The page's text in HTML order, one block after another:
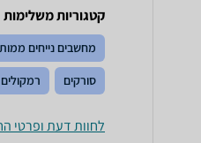
קטגוריות משלימות
מחשבים נייחים
סורקים
לחוות דעת ופרטי